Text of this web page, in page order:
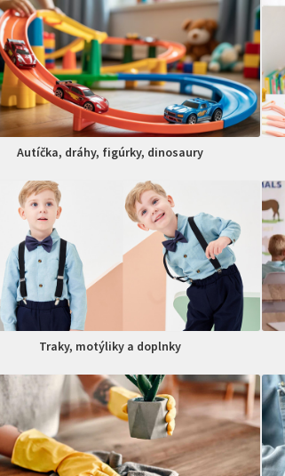
Autíčka, dráhy, figúrky, dinosaury
Traky, motýliky a doplnky